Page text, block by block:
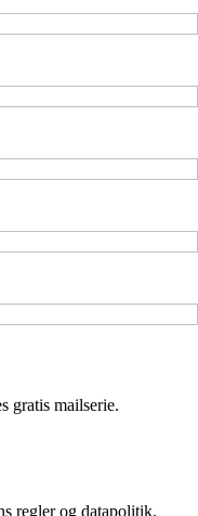
gratis mailserie.
regler og datapolitik.